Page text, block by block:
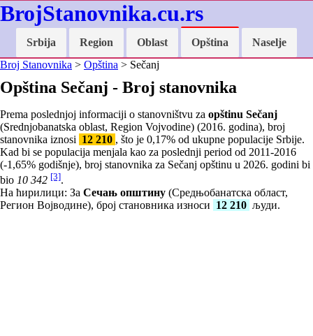
BrojStanovnika.cu.rs
Srbija Region Oblast Opština
Naselje
Broj Stanovnika > Opština > Sečanj
Opština Sečanj - Broj stanovnika
Prema poslednjoj informaciji o stanovništvu za opštinu Sečanj
(Srednjobanatska oblast, Region Vojvodine) (2016. godina), broj
stanovnika iznosi 12 210 , što je 0,17% od ukupne populacije Srbije.
Kad bi se populacija menjala kao za poslednji period od 2011-2016
(-1,65% godišnje), broj stanovnika za Sečanj opštinu u 2026. godini bi
bio 10 342 [3].
На ћирилици: За Сечањ општину (Средњобанатска област,
Регион Војводине), број становника износи 12 210 људи.